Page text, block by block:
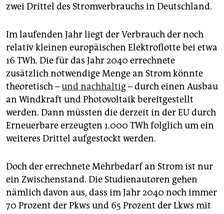
zwei Drittel des Stromverbrauchs in Deutschland.
Im laufenden Jahr liegt der Verbrauch der noch
relativ kleinen europäi­schen Elektroflotte bei etwa
16 TWh. Die für das Jahr 2040 errechnete
zusätzlich notwendige Menge an Strom könnte
theoretisch –und nachhaltig– durch einen Ausbau
an Windkraft und Photovoltaik bereitgestellt
werden. Dann müssten die derzeit in der EU durch
Erneuerbare erzeugten 1.000 TWh folglich um ein
weiteres Drittel aufgestockt werden.
Doch der errechnete Mehrbedarf an Strom ist nur
ein Zwischenstand. Die Studienautoren gehen
nämlich davon aus, dass im Jahr 2040 noch immer
70 Prozent der Pkws und 65 Prozent der Lkws mit